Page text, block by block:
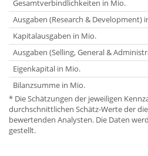
Gesamtverbindlichkeiten in Mio.
Ausgaben (Research & Development)
Kapitalausgaben in Mio.
Ausgaben (Selling, General &
Eigenkapital in Mio.
Bilanzsumme in Mio.
* Die Schätzungen der jeweiligen
durchschnittlichen Schätz-Werte der
bewertenden Analysten. Die Daten
gestellt.